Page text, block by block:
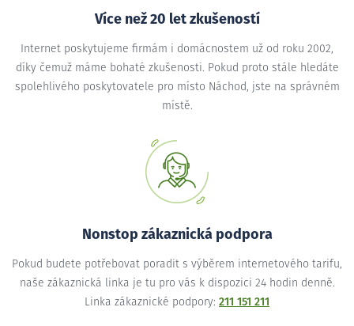
Více než 20 let zkušeností
Internet poskytujeme firmám i domácnostem už od roku 2002,
díky čemuž máme bohaté zkušenosti. Pokud proto stále hledáte
spolehlivého poskytovatele pro místo Náchod, jste na správném
místě.
Nonstop zákaznická podpora
Pokud budete potřebovat poradit s výběrem internetového tarifu,
naše zákaznická linka je tu pro vás k dispozici 24 hodin denně.
Linka zákaznické podpory: 211 151 211